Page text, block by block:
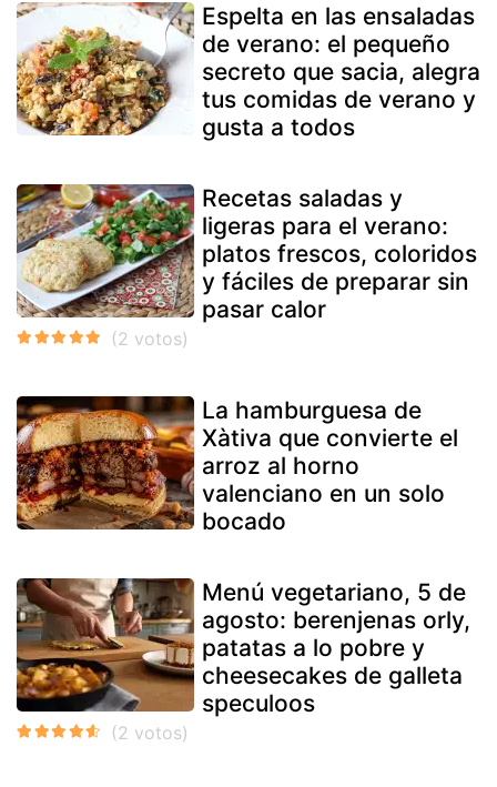
Espelta en las ensaladas
de verano: el pequeño
secreto que sacia, alegra
tus comidas de verano y
gusta a todos
Recetas saladas y
ligeras para el verano:
platos frescos, coloridos
y fáciles de preparar sin
pasar calor
La hamburguesa de
Xàtiva que convierte el
arroz al horno
valenciano en un solo
bocado
Menú vegetariano, 5 de
agosto: berenjenas orly,
patatas a lo pobre y
cheesecakes de galleta
speculoos